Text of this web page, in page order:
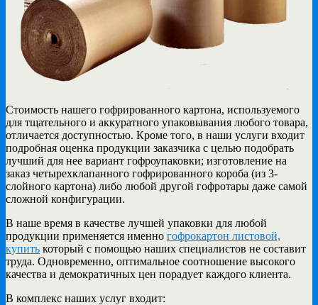
Стоимость нашего гофрированного картона, используемого
для тщательного и аккуратного упаковывания любого товара,
отличается доступностью. Кроме того, в наши услуги входит
подробная оценка продукции заказчика с целью подобрать
лучший для нее вариант гофроупаковки; изготовление на
заказ четырехклапанного гофрированного короба (из 3-
слойного картона) либо любой другой гофротары даже самой
сложной конфигурации.
В наше время в качестве лучшей упаковки для любой
продукции применяется именно гофрокартон листовой,
купить который с помощью наших специалистов не составит
труда. Одновременно, оптимальное соотношение высокого
качества и демократичных цен порадует каждого клиента.
В комплекс наших услуг входит: